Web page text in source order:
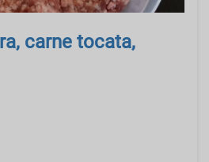
carne tocata,